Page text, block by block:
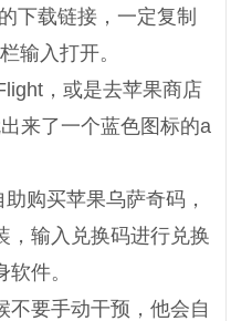
下载链接，一定复制
输入打开。
，或是去苹果商店
来了一个蓝色图标的a
购买苹果乌萨奇码，
，输入兑换码进行兑换
件。
不要手动干预，他会自